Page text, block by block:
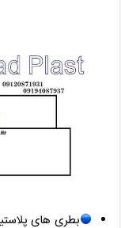
بطری های